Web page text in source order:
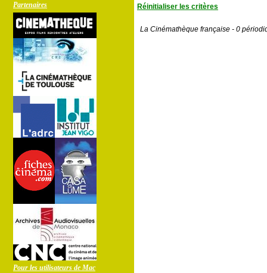
Partenaires
Pour les utilisateurs de Mac
Réinitialiser les critères
La Cinémathèque française - 0